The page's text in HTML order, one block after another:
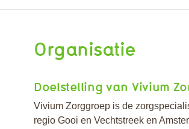
Organisatie
Doelstelling van Vivium
Vivium Zorggroep is de
regio Gooi en Vechtstreek en